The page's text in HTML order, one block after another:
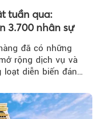
tuần qua:
3.700 nhân sự
đã có những
rộng dịch vụ và
loạt diễn biến đáng